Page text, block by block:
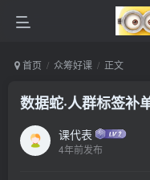
首页 众筹好课 正文
数据蛇·人群标签补
课代表
4年前发布